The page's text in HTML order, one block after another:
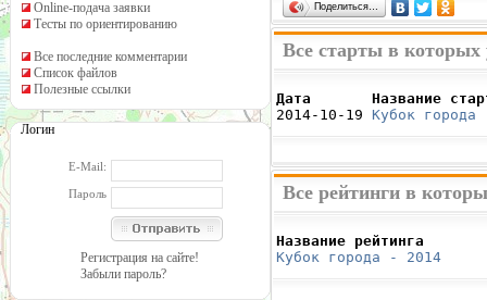
Online-подача заявки
Тесты по ориентированию
Все последние комментарии
Список файлов
Полезные ссылки
Логин
E-Mail:
Пароль
Регистрация на сайте!
Забыли пароль?
Поделиться…
Все старты в
Дата       Название
2014-10-19 Кубок
Все рейтинги в
Название рейтинга
Кубок города - 2014